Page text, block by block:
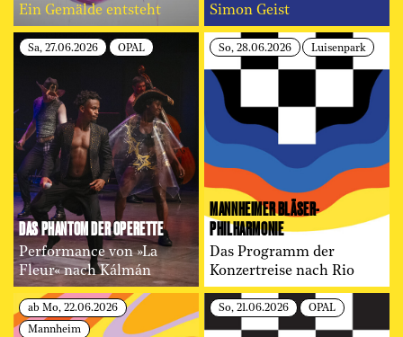
Ein Gemälde entsteht
Simon Geist
Sa, 27.06.2026 OPAL
DAS PHANTOM DER OPERETTE
Performance von »La
Fleur« nach Kálmán
So, 28.06.2026 Luisenpark
MANNHEIMER BLÄSER­
PHILHARMONIE
Das Programm der
Konzertreise nach Rio
ab Mo, 22.06.2026
Mannheim
So, 21.06.2026 OPAL